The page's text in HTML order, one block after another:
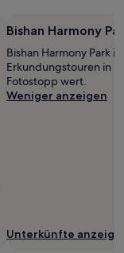
Bishan Harmony
Bishan Harmony Park
Erkundungstouren in
Fotostopp wert.
Weniger anzeigen
Unterkünfte